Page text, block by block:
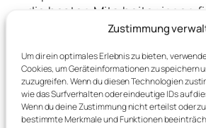
Zustimmung
Um dir ein optimales Erlebnis zu bieten,
Cookies, um Geräteinformationen zu speichern
zuzugreifen. Wenn du diesen Technologien
wie das Surfverhalten oder eindeutige IDs auf
Wenn du deine Zustimmung nicht erteilst oder
bestimmte Merkmale und Funktionen
die besten Mitarbeiter:innen
gewinnen & halten wollen.
Blog
About
FAQs
Events
Shop
Patterns